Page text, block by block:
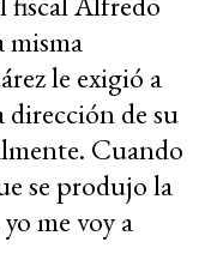
misma
le exigió a
dirección de su
Cuando
se produjo la
me voy a